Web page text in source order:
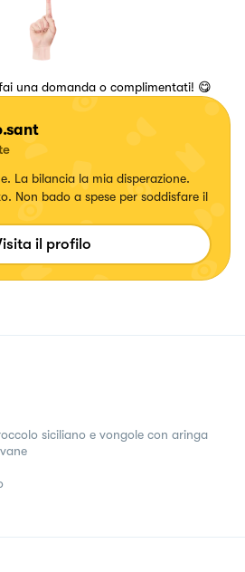
una domanda o complimentati! 😋
Non bado a spese per soddisfare il
il profilo
siciliano e vongole con aringa